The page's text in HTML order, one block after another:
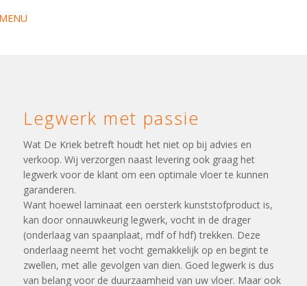
Legwerk met passie
Wat De Kriek betreft houdt het niet op bij advies en
verkoop. Wij verzorgen naast levering ook graag het
legwerk voor de klant om een optimale vloer te kunnen
garanderen.
Want hoewel laminaat een oersterk kunststofproduct is,
kan door onnauwkeurig legwerk, vocht in de drager
(onderlaag van spaanplaat, mdf of hdf) trekken. Deze
onderlaag neemt het vocht gemakkelijk op en begint te
zwellen, met alle gevolgen van dien. Goed legwerk is dus
van belang voor de duurzaamheid van uw vloer. Maar ook